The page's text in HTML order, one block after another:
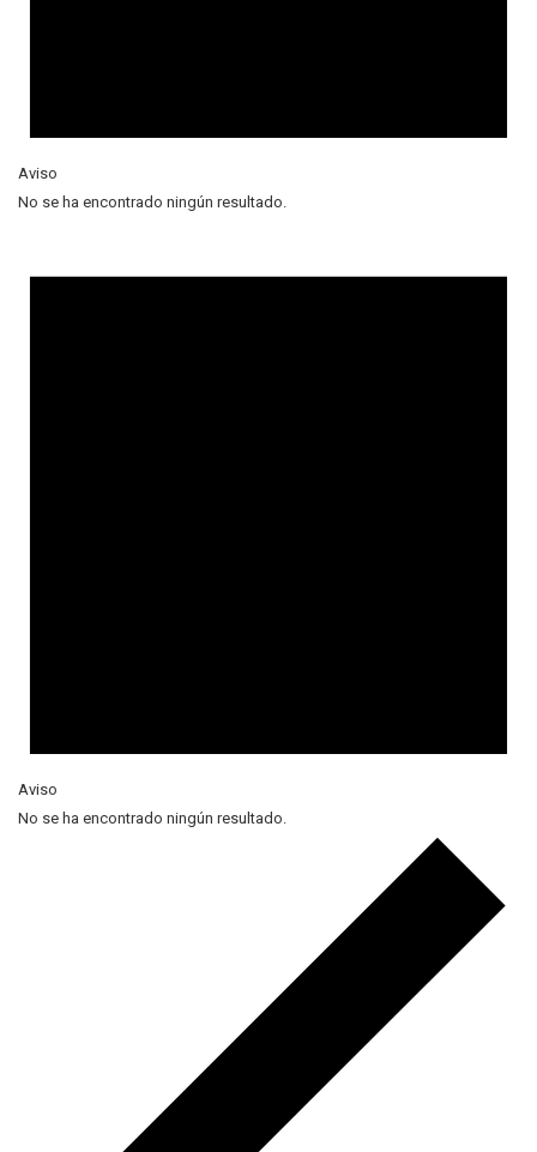
Aviso
No se ha encontrado ningún resultado.
Aviso
No se ha encontrado ningún resultado.